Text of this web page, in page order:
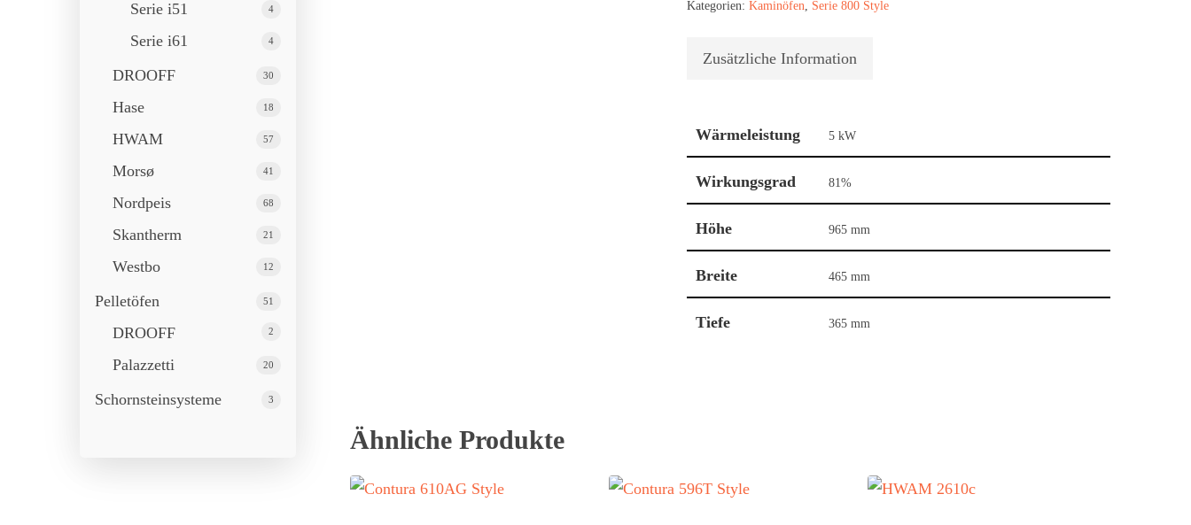
Serie i51 4
Serie i61 4
DROOFF 30
Hase 18
HWAM 57
Morsø 41
Nordpeis 68
Skantherm 21
Westbo 12
Pelletöfen 51
DROOFF 2
Palazzetti 20
Schornstein­systeme 3
Kategorien:Kaminöfen Serie 800 Style
Zusätzliche Information
Wärmeleistung 5 kW
Wirkungsgrad 81%
Höhe 965 mm
Breite 465 mm
Tiefe 365 mm
Ähnliche Produkte